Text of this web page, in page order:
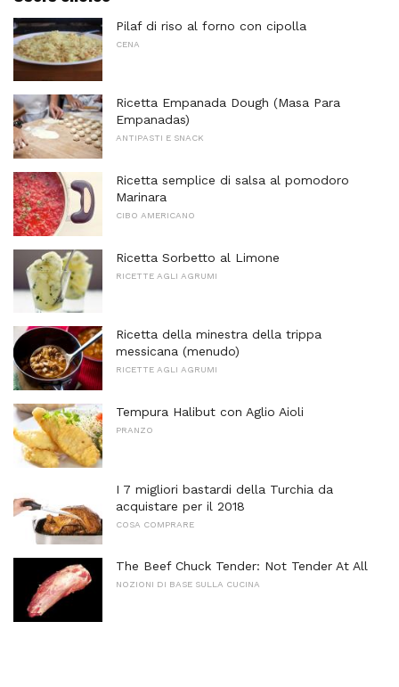
Pilaf di riso al forno con cipolla
CENA
Ricetta Empanada Dough (Masa Para
Empanadas)
ANTIPASTI E SNACK
Ricetta semplice di salsa al pomodoro
Marinara
CIBO AMERICANO
Ricetta Sorbetto al Limone
RICETTE AGLI AGRUMI
Ricetta della minestra della trippa
messicana (menudo)
RICETTE AGLI AGRUMI
Tempura Halibut con Aglio Aioli
PRANZO
I 7 migliori bastardi della Turchia da
acquistare per il 2018
COSA COMPRARE
The Beef Chuck Tender: Not Tender At All
NOZIONI DI BASE SULLA CUCINA